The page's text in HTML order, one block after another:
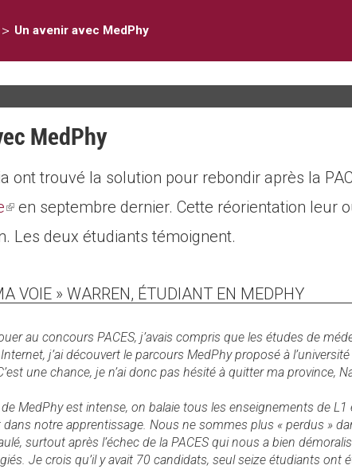
> Un avenir avec MedPhy
MedPhy
ont trouvé la solution pour rebondir après la
(link
is
en septembre dernier. Cette réorientation leur
Les deux étudiants témoignent.
VOIE » WARREN, ÉTUDIANT EN MEDPHY
au concours PACES, j’avais compris que les études de
j’ai découvert le parcours MedPhy proposé à
une chance, je n’ai donc pas hésité à quitter ma province,
MedPhy est intense, on balaie tous les enseignements de
notre apprentissage. Nous ne sommes plus « perdus »
surtout après l’échec de la PACES qui nous a bien
Je crois qu’il y avait 70 candidats, seul seize étudiants ont